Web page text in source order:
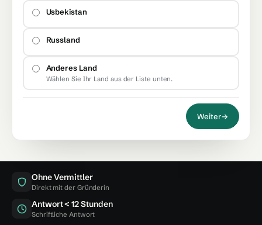
Usbekistan
Russland
Anderes Land
Wählen Sie Ihr Land aus der Liste unten.
Weiter→
Ohne Vermittler
Direkt mit der Gründerin
Antwort < 12 Stunden
Schriftliche Antwort